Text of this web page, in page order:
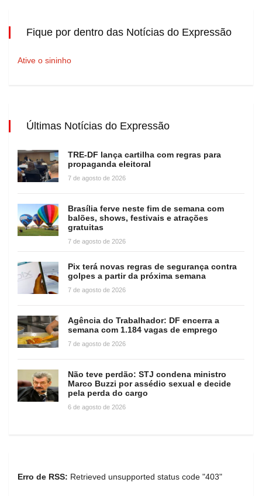
Fique por dentro das Notícias do Expressão
Ative o sininho
Últimas Notícias do Expressão
TRE-DF lança cartilha com regras para
propaganda eleitoral
7 de agosto de 2026
Brasília ferve neste fim de semana com
balões, shows, festivais e atrações
gratuitas
7 de agosto de 2026
Pix terá novas regras de segurança contra
golpes a partir da próxima semana
7 de agosto de 2026
Agência do Trabalhador: DF encerra a
semana com 1.184 vagas de emprego
7 de agosto de 2026
Não teve perdão: STJ condena ministro
Marco Buzzi por assédio sexual e decide
pela perda do cargo
6 de agosto de 2026
Erro de RSS: Retrieved unsupported status code "403"